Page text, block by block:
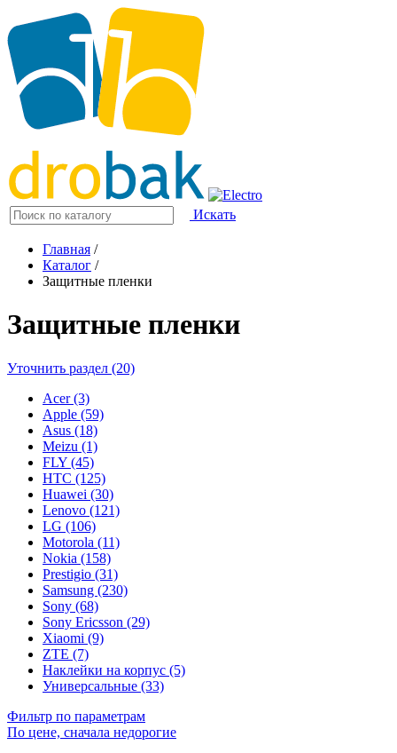
Искать
Главная /
Каталог /
Защитные пленки
Защитные пленки
Уточнить раздел (20)
Acer (3)
Apple (59)
Asus (18)
Meizu (1)
FLY (45)
HTC (125)
Huawei (30)
Lenovo (121)
LG (106)
Motorola (11)
Nokia (158)
Prestigio (31)
Samsung (230)
Sony (68)
Sony Ericsson (29)
Xiaomi (9)
ZTE (7)
Наклейки на корпус (5)
Универсальные (33)
Фильтр по параметрам
По цене, сначала недорогие